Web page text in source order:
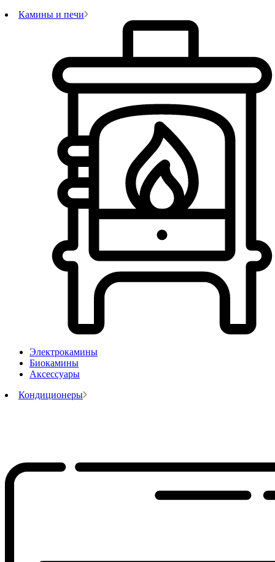
Камины и печи
Электрокамины
Биокамины
Аксессуары
Кондиционеры